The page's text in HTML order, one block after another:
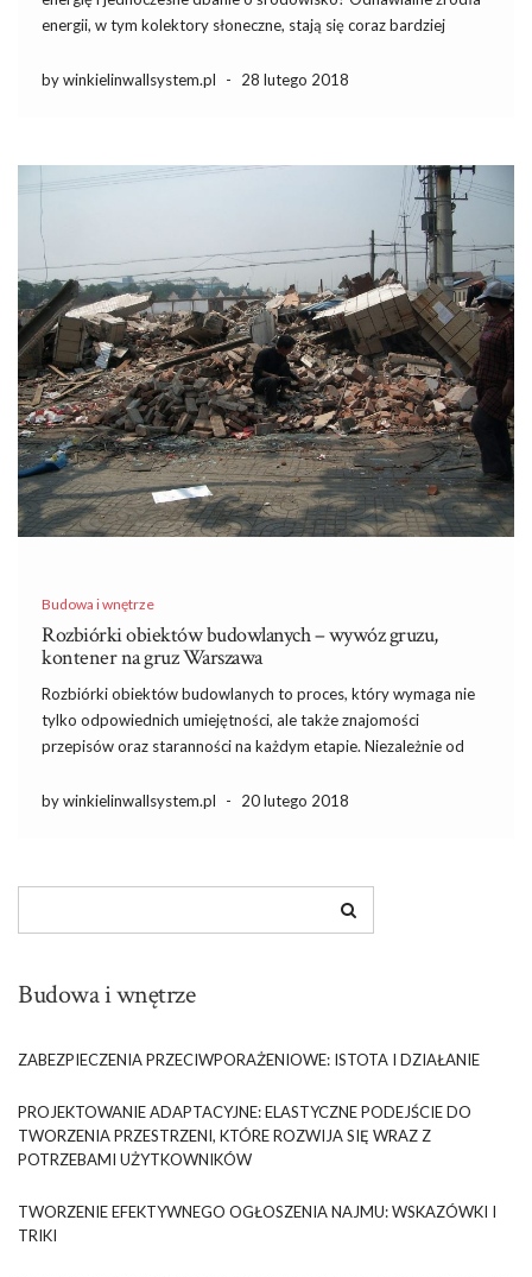
energii, w tym kolektory słoneczne, stają się coraz bardziej
tylko zyskujesz oszczędności, ale także przyczyniasz się do
by winkielinwallsystem.pl - 28 lutego 2018
Budowa i wnętrze
Rozbiórki obiektów budowlanych – wywóz gruzu,
kontener na gruz Warszawa
Rozbiórki obiektów budowlanych to proces, który wymaga nie
tylko odpowiednich umiejętności, ale także znajomości
przepisów oraz staranności na każdym etapie. Niezależnie od
modernizację przestrzeni, kluczowe będzie zorganizowanie
by winkielinwallsystem.pl - 20 lutego 2018
Budowa i wnętrze
ZABEZPIECZENIA PRZECIWPORAŻENIOWE: ISTOTA I DZIAŁANIE
PROJEKTOWANIE ADAPTACYJNE: ELASTYCZNE PODEJŚCIE DO
TWORZENIA PRZESTRZENI, KTÓRE ROZWIJA SIĘ WRAZ Z
POTRZEBAMI UŻYTKOWNIKÓW
TWORZENIE EFEKTYWNEGO OGŁOSZENIA NAJMU: WSKAZÓWKI I
TRIKI